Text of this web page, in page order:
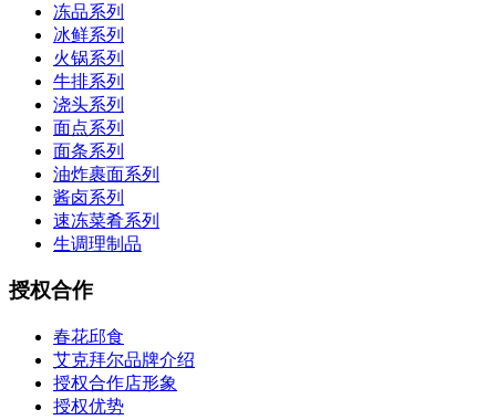
冻品系列
冰鲜系列
火锅系列
牛排系列
浇头系列
面点系列
面条系列
油炸裹面系列
酱卤系列
速冻菜肴系列
生调理制品
授权合作
春花邱食
艾克拜尔品牌介绍
授权合作店形象
授权优势